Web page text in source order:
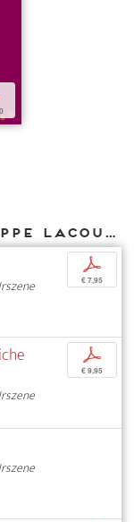
Weitere Texte von Philippe Lacoue-Labarthe bei DIAPHANES
p
€ 7,95
p
€ 9,95